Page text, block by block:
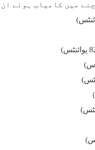
میں کامیاب ہوئے